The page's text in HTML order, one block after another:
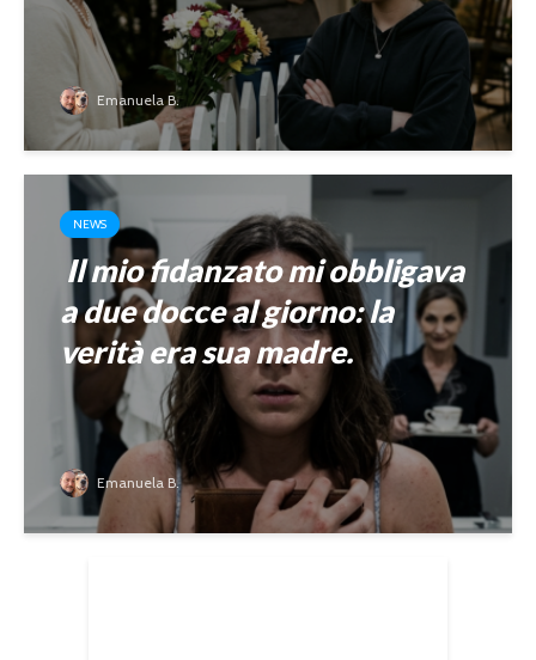
Emanuela B.
NEWS
Il mio fidanzato mi obbligava
a due docce al giorno: la
verità era sua madre.
Emanuela B.